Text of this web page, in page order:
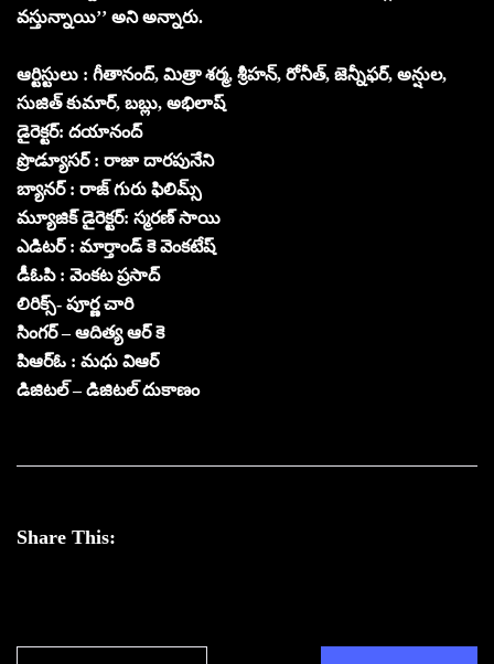
వస్తున్నాయి’’ అని అన్నారు.
ఆర్టిస్టులు : గీతానంద్, మిత్రా శర్మ, శ్రీహన్, రోనీత్, జెన్నీఫర్, అన్షుల,
సుజిత్ కుమార్, బబ్లు, అభిలాష్
డైరెక్టర్: దయానంద్
ప్రొడ్యూసర్ : రాజా దారపునేని
బ్యానర్ : రాజ్ గురు ఫిలిమ్స్
మ్యూజిక్ డైరెక్టర్: స్మరణ్ సాయి
ఎడిటర్ : మార్తాండ్ కె వెంకటేష్
డీఓపి : వెంకట ప్రసాద్
లిరిక్స్- పూర్ణ చారి
సింగర్ – ఆదిత్య ఆర్ కె
పిఆర్ఓ : మధు విఆర్
డిజిటల్ – డిజిటల్ దుకాణం
Share This: